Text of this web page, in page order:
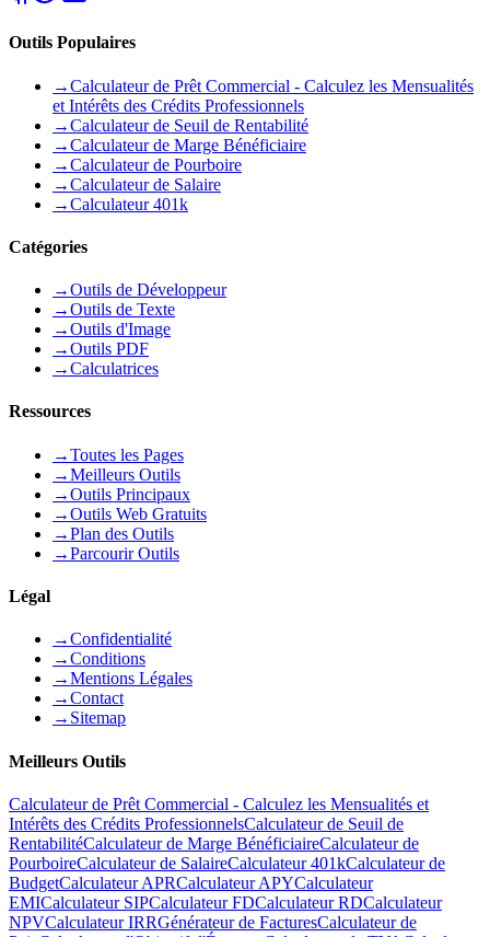
Outils Populaires
→Calculateur de Prêt Commercial - Calculez les Mensualités
et Intérêts des Crédits Professionnels
→Calculateur de Seuil de Rentabilité
→Calculateur de Marge Bénéficiaire
→Calculateur de Pourboire
→Calculateur de Salaire
→Calculateur 401k
Catégories
→Outils de Développeur
→Outils de Texte
→Outils d'Image
→Outils PDF
→Calculatrices
Ressources
→Toutes les Pages
→Meilleurs Outils
→Outils Principaux
→Outils Web Gratuits
→Plan des Outils
→Parcourir Outils
Légal
→Confidentialité
→Conditions
→Mentions Légales
→Contact
→ Sitemap
Meilleurs Outils
Calculateur de Prêt Commercial - Calculez les Mensualités et
Intérêts des Crédits ProfessionnelsCalculateur de Seuil de
RentabilitéCalculateur de Marge BénéficiaireCalculateur de
PourboireCalculateur de SalaireCalculateur 401kCalculateur de
BudgetCalculateur APRCalculateur APYCalculateur
EMICalculateur SIPCalculateur FDCalculateur RDCalculateur
NPVCalculateur IRRGénérateur de FacturesCalculateur de